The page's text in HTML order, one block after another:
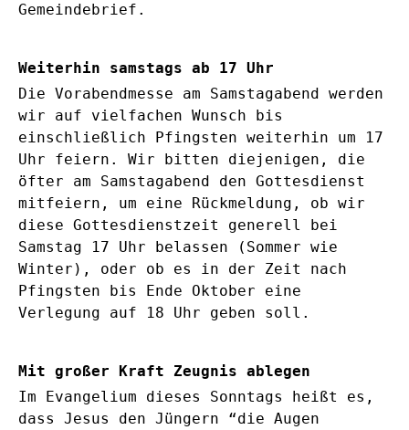
Gemeindebrief.
Weiterhin samstags ab 17 Uhr
Die Vorabendmesse am Samstagabend werden
wir auf vielfachen Wunsch bis
einschließlich Pfingsten weiterhin um 17
Uhr feiern. Wir bitten diejenigen, die
öfter am Samstagabend den Gottesdienst
mitfeiern, um eine Rückmeldung, ob wir
diese Gottesdienstzeit generell bei
Samstag 17 Uhr belassen (Sommer wie
Winter), oder ob es in der Zeit nach
Pfingsten bis Ende Oktober eine
Verlegung auf 18 Uhr geben soll.
Mit großer Kraft Zeugnis ablegen
Im Evangelium dieses Sonntags heißt es,
dass Jesus den Jüngern “die Augen